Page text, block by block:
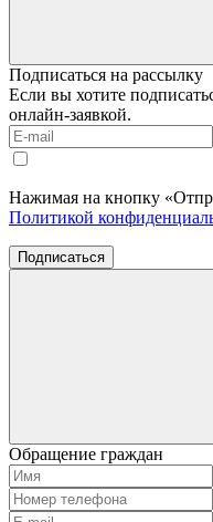
Подписаться на рассылку
Если вы хотите
онлайн-заявкой.
Нажимая на кнопку
Политикой
Подписаться
Обращение граждан